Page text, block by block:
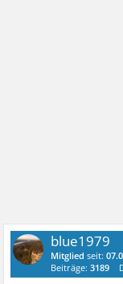
blue1979
Mitglied seit:
Beiträge:3189